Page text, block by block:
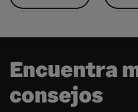
Encuentra
consejos